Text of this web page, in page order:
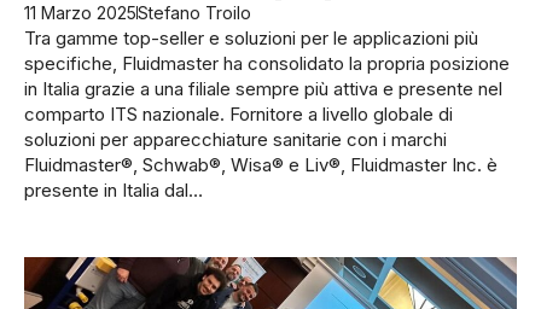
11 Marzo 2025Stefano Troilo
Tra gamme top-seller e soluzioni per le applicazioni più
specifiche, Fluidmaster ha consolidato la propria posizione
in Italia grazie a una filiale sempre più attiva e presente nel
comparto ITS nazionale. Fornitore a livello globale di
soluzioni per apparecchiature sanitarie con i marchi
Fluidmaster®, Schwab®, Wisa® e Liv®, Fluidmaster Inc. è
presente in Italia dal…